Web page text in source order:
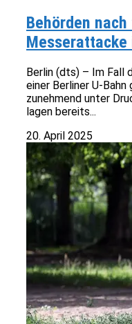
Behörden
Berlin (dts) – Im Fall
einer Berliner U-
zunehmend unter
lagen bereits...
20. April 2025